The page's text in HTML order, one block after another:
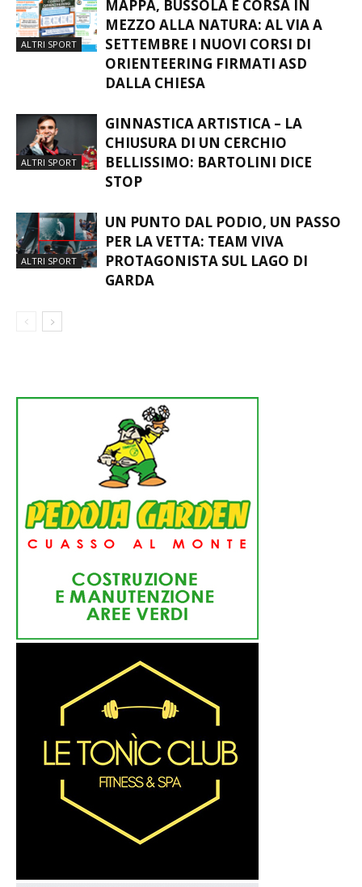
ALTRI SPORT
MAPPA, BUSSOLA E CORSA IN
MEZZO ALLA NATURA: AL VIA A
SETTEMBRE I NUOVI CORSI DI
ORIENTEERING FIRMATI ASD
DALLA CHIESA
ALTRI SPORT
GINNASTICA ARTISTICA – LA
CHIUSURA DI UN CERCHIO
BELLISSIMO: BARTOLINI DICE
STOP
ALTRI SPORT
UN PUNTO DAL PODIO, UN PASSO
PER LA VETTA: TEAM VIVA
PROTAGONISTA SUL LAGO DI
GARDA